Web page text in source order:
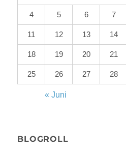
4 5 6 7
11 12 13 14
18 19 20 21
25 26 27 28
« Juni
BLOGROLL